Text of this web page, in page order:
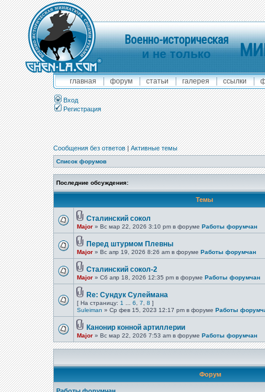
Военно-историческая
и не только
главная форум статьи галерея ссылки
Вход
Регистрация
Сообщения без ответов|Активные темы
Список форумов
Последние обсуждения:
Темы
Сталинский сокол
Major » Вс мар 22, 2026 3:10 pm в форуме Работы форумчан
Перед штурмом Плевны
Major » Вс апр 19, 2026 8:26 am в форуме Работы форумчан
Сталинский сокол-2
Major » Сб апр 18, 2026 12:35 pm в форуме Работы форумчан
Re: Сундук Сулеймана
[ На страницу: 1 6 7 8 ]
Suleiman » Ср фев 15, 2023 12:17 pm в форуме Работы
Канонир конной артиллерии
Major » Вс мар 22, 2026 7:53 am в форуме Работы форумчан
Форум